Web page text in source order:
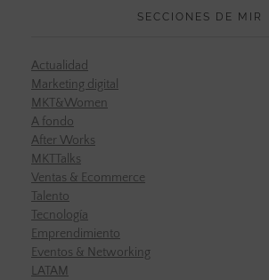
SECCIONES DE MIR
Actualidad
Marketing digital
MKT&Women
A fondo
After Works
MKTTalks
Ventas & Ecommerce
Talento
Tecnología
Emprendimiento
Eventos & Networking
LATAM